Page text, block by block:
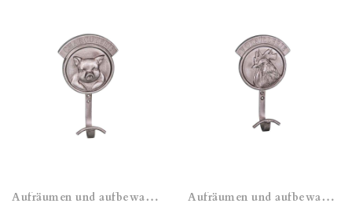
Aufräumen und aufbewahren Aufräumen und aufbewahren